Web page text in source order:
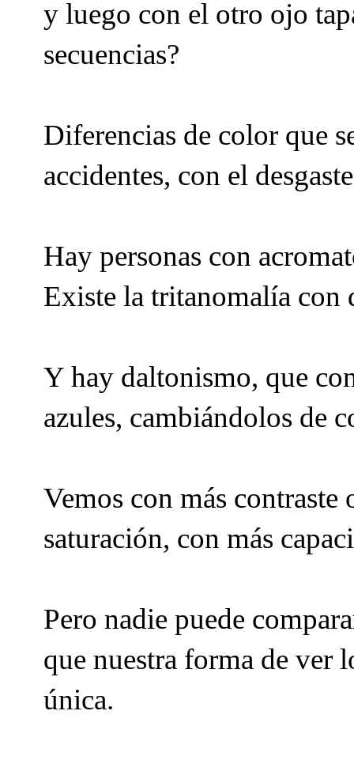
y luego con el otro ojo
secuencias?
Diferencias de color que
accidentes, con el
Hay personas con
Existe la tritanomalía con
Y hay daltonismo, que
azules, cambiándolos de
Vemos con más
saturación, con más
Pero nadie puede
que nuestra forma de ver
única.